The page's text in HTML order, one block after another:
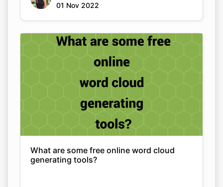
01 Nov 2022
What are some free online word cloud
generating tools?